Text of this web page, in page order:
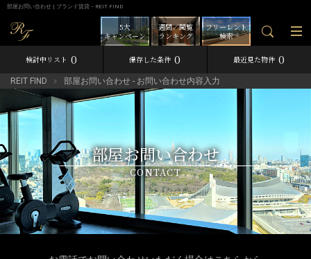
部屋お問い合わせ | ブランド賃貸－REIT FIND
フリーレント
検索
週間／閲覧
ランキング
5大
キャンペーン
検討中リスト 0 保存した条件 0 最近見た物件 0
REIT FIND 部屋お問い合わせ - お問い合わせ内容入力
部屋お問い合わせ
CONTACT